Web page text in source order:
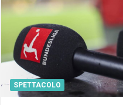
SPETTACOLO